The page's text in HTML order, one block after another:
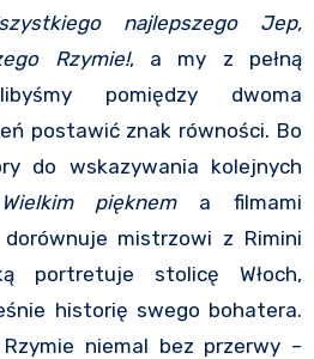
najlepszego Jep,
Rzymie!, a my z pełną
pomiędzy dwoma
postawić znak równości. Bo
do wskazywania kolejnych
Wielkim pięknema filmami
mistrzowi z Rimini
portretuje stolicę Włoch,
historię swego bohatera.
niemal bez przerwy –